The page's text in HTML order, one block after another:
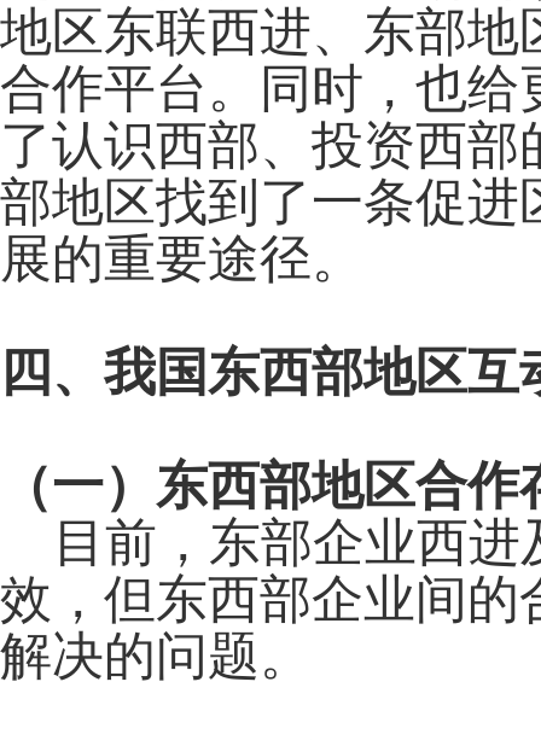
地区东联西进、东部
合作平台。同时，也
了认识西部、投资西部
部地区找到了一条促
展的重要途径。
四、我国东西部地区
（一）东西部地区合
目前，东部企业西进
效，但东西部企业间
解决的问题。